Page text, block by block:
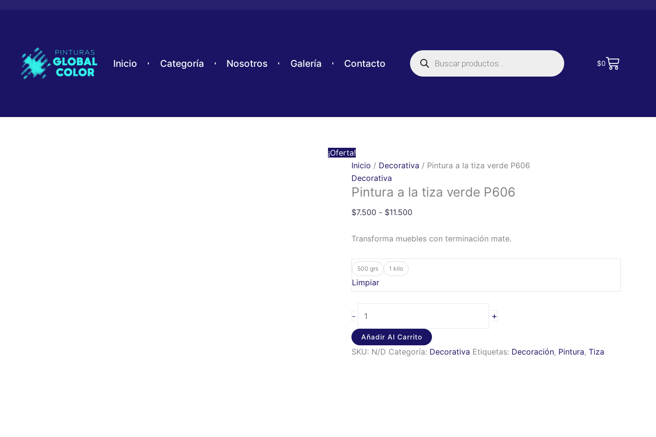
Inicio Categoría Nosotros Galería Contacto
Búsqueda
de
productos
$0Carrito
¡Oferta!
Inicio / Decorativa / Pintura a la tiza verde P606
Decorativa
Pintura a la tiza verde P606
$7.500 - $11.500
$7.500
hasta
Transforma muebles con terminación mate.
500 grs 1 kilo
Limpiar
-
P606
+
Añadir Al Carrito
SKU: N/D Categoría: Decorativa Etiquetas: Decoración, Pintura, Tiza